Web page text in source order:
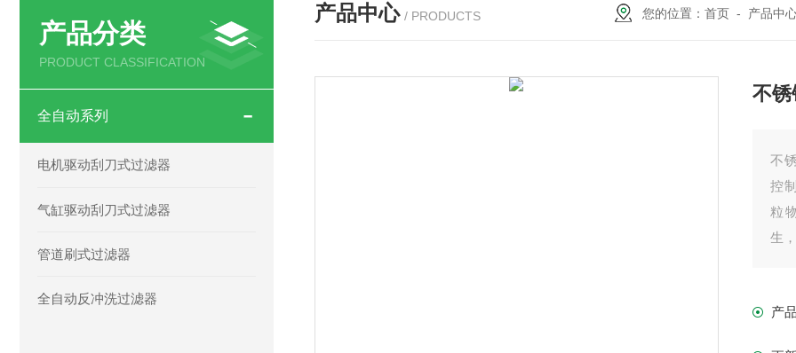
产品分类
PRODUCT CLASSIFICATION
全自动系列
电机驱动刮刀式过滤器
气缸驱动刮刀式过滤器
管道刷式过滤器
全自动反冲洗过滤器
产品中心 / PRODUCTS 您的位置：首页 - 产品中
不
不
控
粒
生
产